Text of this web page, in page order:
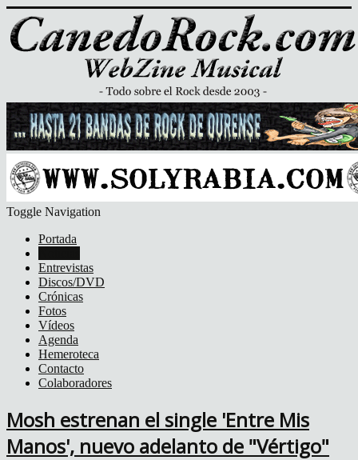
Toggle Navigation
Portada
Entrevistas
Discos/DVD
Crónicas
Fotos
Vídeos
Agenda
Hemeroteca
Contacto
Colaboradores
Mosh estrenan el single 'Entre Mis
Manos', nuevo adelanto de "Vértigo"